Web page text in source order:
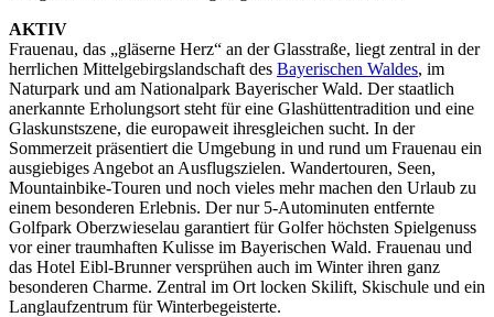
AKTIV
Frauenau, das „gläserne Herz“ an der Glasstraße, liegt zentral in der
herrlichen Mittelgebirgslandschaft des Bayerischen Waldes, im
Naturpark und am Nationalpark Bayerischer Wald. Der staatlich
anerkannte Erholungsort steht für eine Glashüttentradition und eine
Glaskunstszene, die europaweit ihresgleichen sucht. In der
Sommerzeit präsentiert die Umgebung in und rund um Frauenau ein
ausgiebiges Angebot an Ausflugszielen. Wandertouren, Seen,
Mountainbike-Touren und noch vieles mehr machen den Urlaub zu
einem besonderen Erlebnis. Der nur 5-Autominuten entfernte
Golfpark Oberzwieselau garantiert für Golfer höchsten Spielgenuss
vor einer traumhaften Kulisse im Bayerischen Wald. Frauenau und
das Hotel Eibl-Brunner versprühen auch im Winter ihren ganz
besonderen Charme. Zentral im Ort locken Skilift, Skischule und ein
Langlaufzentrum für Winterbegeisterte.